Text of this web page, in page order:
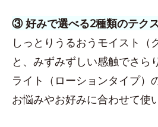
③ 好みで選べる2種類のテク
しっとりうるおうモイスト（
と、みずみずしい感触でさら
ライト（ローションタイプ）
お悩みやお好みに合わせて使